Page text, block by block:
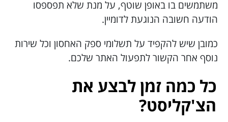
משתמשים בו באופן שוטף, על מנת שלא תפספסו
הודעה חשובה הנוגעת לדומיין.
כמובן שיש להקפיד על תשלומי ספק האחסון וכל שירות
נוסף אחר הקשור לתפעול האתר שלכם.
כל כמה זמן לבצע את
הצ'קליסט?